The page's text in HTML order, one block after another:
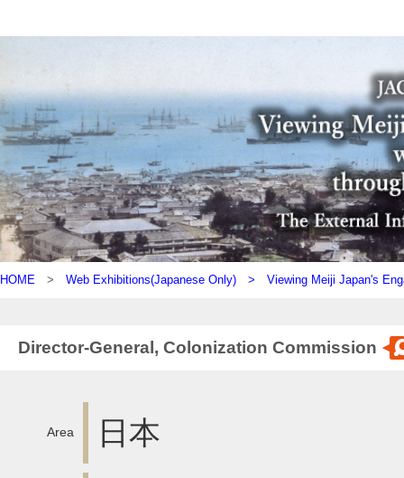
HOME > Web Exhibitions(Japanese Only) > Viewing Meiji Japan's
Director-General, Colonization Commission
Area 日本